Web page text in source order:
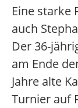
Eine starke
auch
Der 36-
am Ende
Jahre alte
Turnier auf